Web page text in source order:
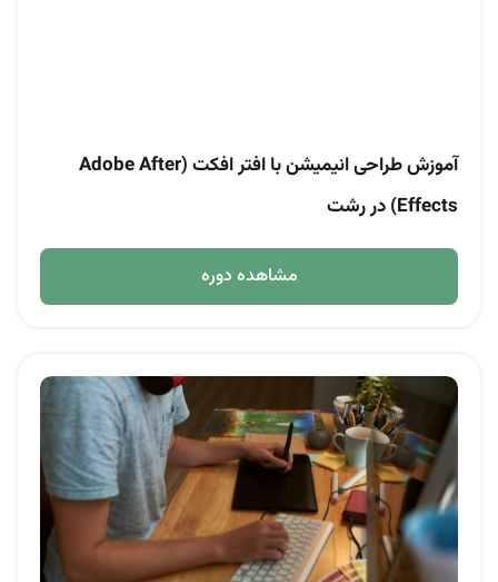
آموزش طراحی انیمیشن با افتر افکت (Adobe After
Effects) در رشت
مشاهده دوره